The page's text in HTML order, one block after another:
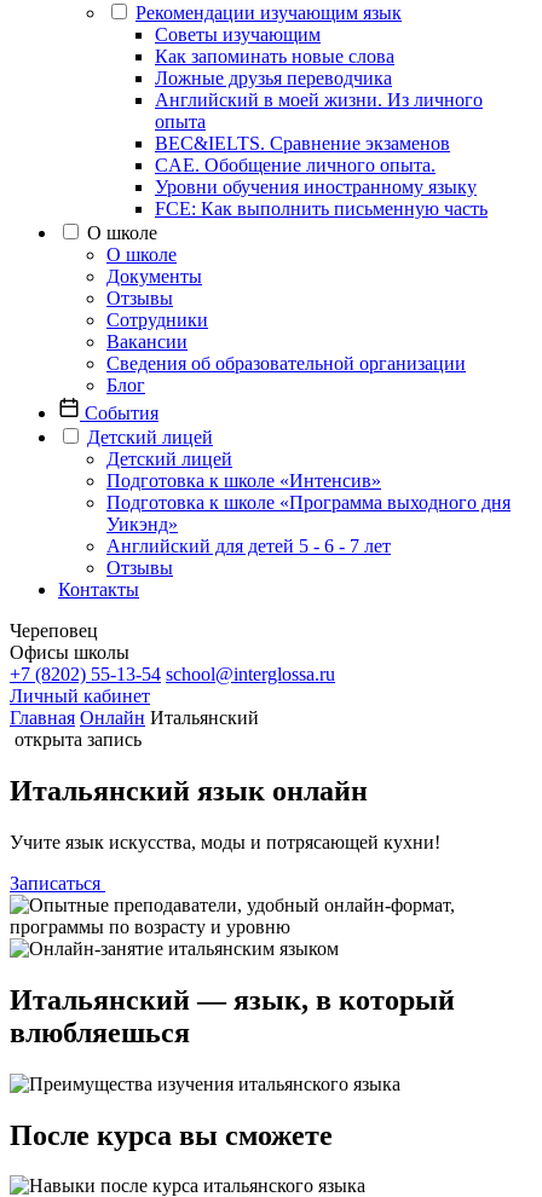
Рекомендации изучающим язык
Советы изучающим
Как запоминать новые слова
Ложные друзья переводчика
Английский в моей жизни. Из личного
опыта
BEC&IELTS. Сравнение экзаменов
CAE. Обобщение личного опыта.
Уровни обучения иностранному языку
FCE: Как выполнить письменную часть
О школе
О школе
Документы
Отзывы
Сотрудники
Вакансии
Сведения об образовательной организации
Блог
События
Детский лицей
Детский лицей
Подготовка к школе «Интенсив»
Подготовка к школе «Программа выходного дня
Уикэнд»
Английский для детей 5 - 6 - 7 лет
Отзывы
Контакты
Череповец
Офисы школы
+7 (8202) 55-13-54 school@interglossa.ru
Личный кабинет
Главная Онлайн Итальянский
открыта запись
Итальянский язык онлайн
Учите язык искусства, моды и потрясающей кухни!
Записаться
Итальянский — язык, в который
влюбляешься
После курса вы сможете